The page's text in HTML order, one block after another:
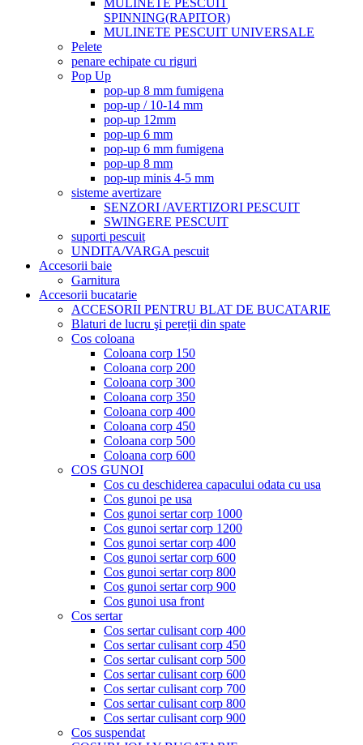
SPINNING(RAPITOR)
MULINETE PESCUIT UNIVERSALE
Pelete
penare echipate cu riguri
Pop Up
pop-up 8 mm fumigena
pop-up / 10-14 mm
pop-up 12mm
pop-up 6 mm
pop-up 6 mm fumigena
pop-up 8 mm
pop-up minis 4-5 mm
sisteme avertizare
SENZORI /AVERTIZORI PESCUIT
SWINGERE PESCUIT
suporti pescuit
UNDITA/VARGA pescuit
Accesorii baie
Garnitura
Accesorii bucatarie
ACCESORII PENTRU BLAT DE BUCATARIE
Blaturi de lucru şi pereții din spate
Cos coloana
Coloana corp 150
Coloana corp 200
Coloana corp 300
Coloana corp 350
Coloana corp 400
Coloana corp 450
Coloana corp 500
Coloana corp 600
COS GUNOI
Cos cu deschiderea capacului odata cu usa
Cos gunoi pe usa
Cos gunoi sertar corp 1000
Cos gunoi sertar corp 1200
Cos gunoi sertar corp 400
Cos gunoi sertar corp 600
Cos gunoi sertar corp 800
Cos gunoi sertar corp 900
Cos gunoi usa front
Cos sertar
Cos sertar culisant corp 400
Cos sertar culisant corp 450
Cos sertar culisant corp 500
Cos sertar culisant corp 600
Cos sertar culisant corp 700
Cos sertar culisant corp 800
Cos sertar culisant corp 900
Cos suspendat